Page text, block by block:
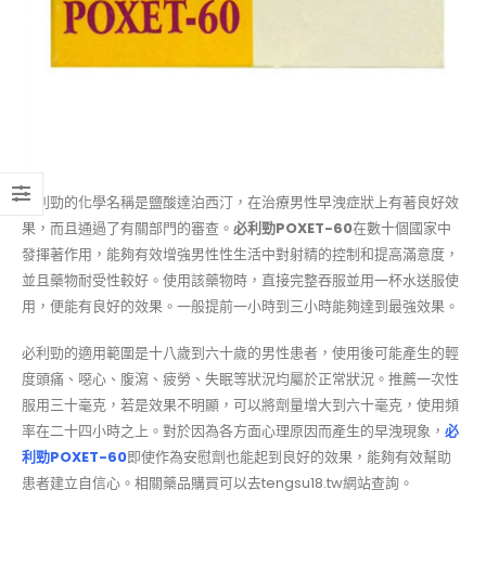
必利勁的化學名稱是鹽酸達泊西汀，在治療男性早洩症狀上有著良好效
果，而且通過了有關部門的審查。 必利勁POXET-60在數十個國家中
發揮著作用，能夠有效增強男性性生活中對射精的控制和提高滿意度，
並且藥物耐受性較好。使用該藥物時，直接完整吞服並用一杯水送服使
用，便能有良好的效果。一般提前一小時到三小時能夠達到最強效果。
必利勁的適用範圍是十八歲到六十歲的男性患者，使用後可能產生的輕
度頭痛、噁心、腹瀉、疲勞、失眠等狀況均屬於正常狀況。推薦一次性
服用三十毫克，若是效果不明顯，可以將劑量增大到六十毫克，使用頻
率在二十四小時之上。對於因為各方面心理原因而產生的早洩現象， 必
利勁POXET-60即使作為安慰劑也能起到良好的效果，能夠有效幫助
患者建立自信心。相關藥品購買可以去tengsu18.tw網站查詢。